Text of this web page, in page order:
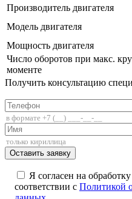
Производитель двигателя
Модель двигателя
Мощность двигателя
Число оборотов при макс.
моменте
Получить консультацию
Я согласен на
соответствии с Политикой